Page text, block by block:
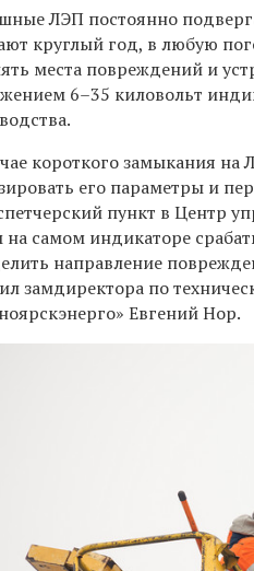
ЛЭП постоянно
круглый год, в любую
места повреждений и
6–35 киловольт
короткого замыкания на
его параметры и
пункт в Центр
на самом индикаторе
направление
замдиректора по
Евгений Нор.